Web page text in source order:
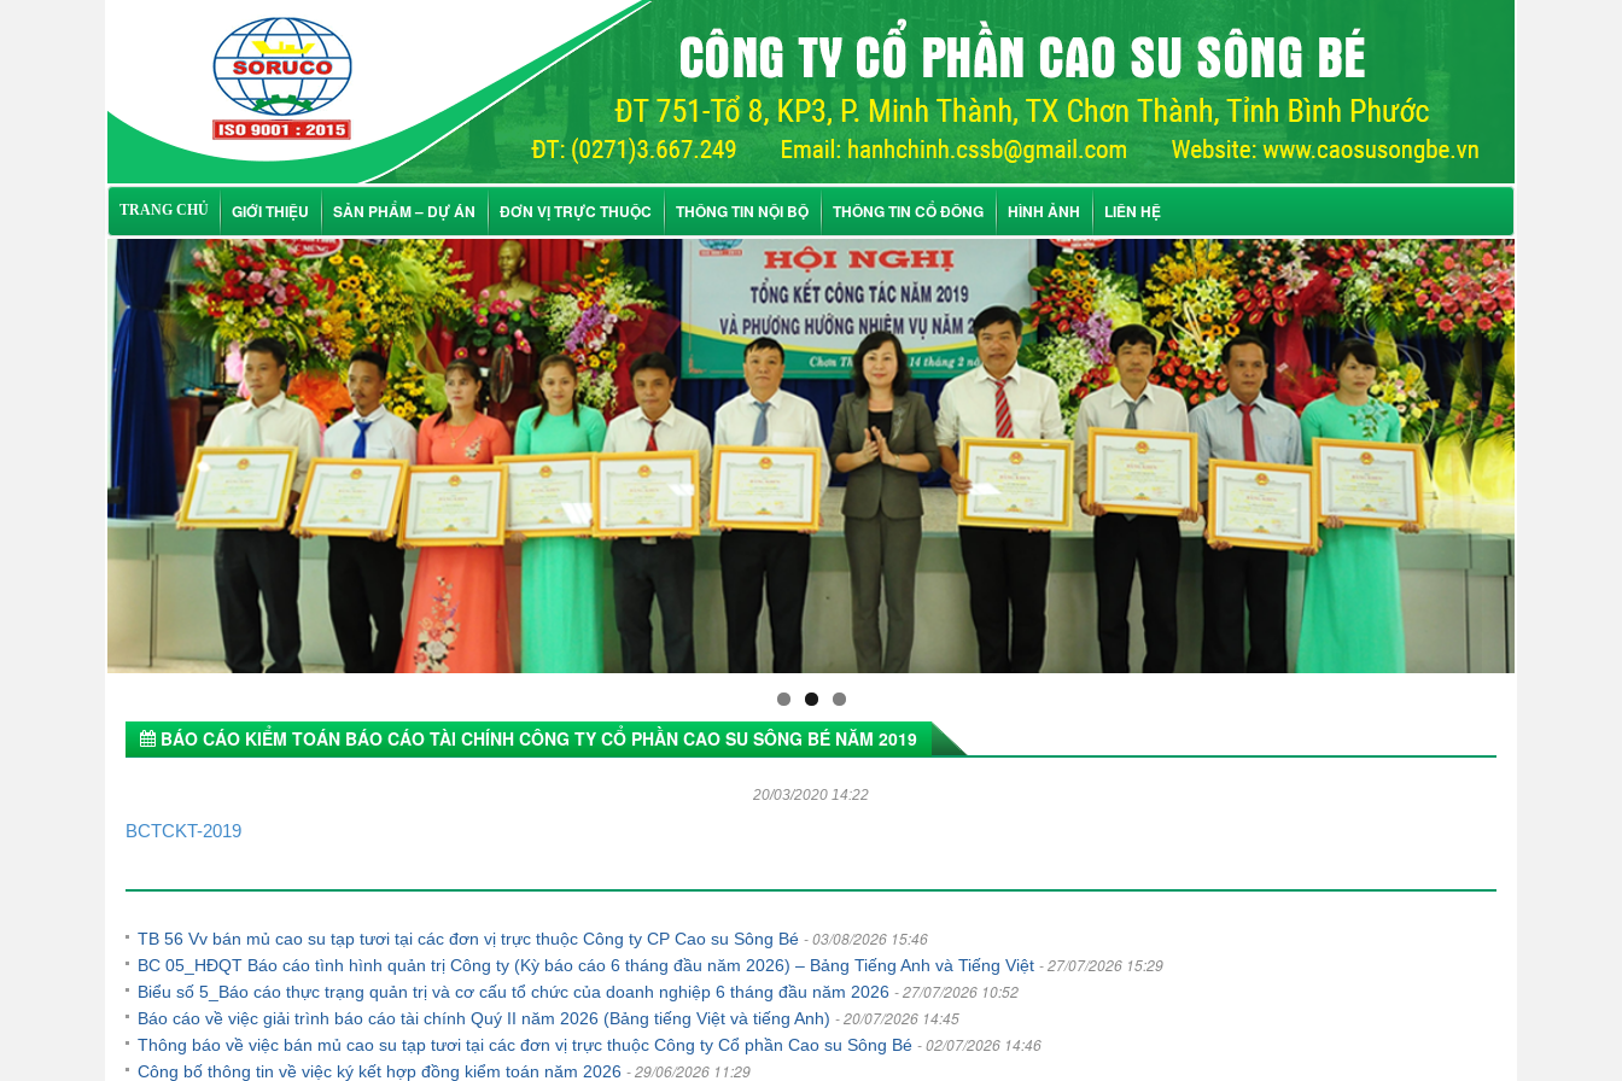
TRANG CHỦ GIỚI THIỆU SẢN PHẨM – DỰ ÁN ĐƠN VỊ TRỰC THUỘC THÔNG TIN NỘI BỘ THÔNG TIN CỔ ĐÔNG HÌNH ẢNH LIÊN HỆ
BÁO CÁO KIỂM TOÁN BÁO CÁO TÀI CHÍNH CÔNG TY CỔ PHẦN CAO SU SÔNG BÉ NĂM 2019
20/03/2020 14:22
BCTCKT-2019
TB 56 Vv bán mủ cao su tạp tươi tại các đơn vị trực thuộc Công ty CP Cao su Sông Bé - 03/08/2026 15:46
BC 05_HĐQT Báo cáo tình hình quản trị Công ty (Kỳ báo cáo 6 tháng đầu năm 2026) – Bảng Tiếng Anh và Tiếng Việt - 27/07/2026 15:29
Biểu số 5_Báo cáo thực trạng quản trị và cơ cấu tổ chức của doanh nghiệp 6 tháng đầu năm 2026 - 27/07/2026 10:52
Báo cáo về việc giải trình báo cáo tài chính Quý II năm 2026 (Bảng tiếng Việt và tiếng Anh) - 20/07/2026 14:45
Thông báo về việc bán mủ cao su tạp tươi tại các đơn vị trực thuộc Công ty Cổ phần Cao su Sông Bé - 02/07/2026 14:46
Công bố thông tin về việc ký kết hợp đồng kiểm toán năm 2026 - 29/06/2026 11:29